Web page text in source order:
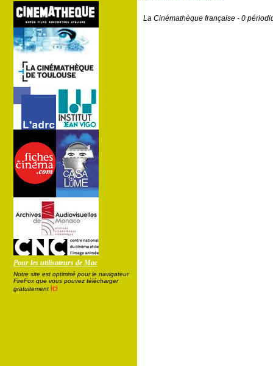
Pour les utilisateurs de Mac
Notre site est optimisé pour le navigateur
FireFox que vous pouvez télécharger
gratuitement ici
La Cinémathèque française - 0